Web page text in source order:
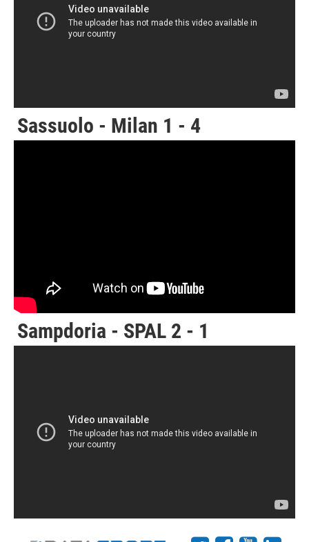
Sassuolo - Milan 1 - 4
Sampdoria - SPAL 2 - 1